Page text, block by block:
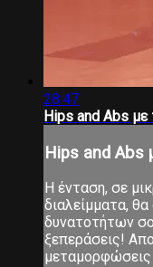
28:47
Hips and Abs με
Hips and Abs
Η ένταση, σε
διαλείμματα,
δυνατοτήτων
ξεπεράσεις!